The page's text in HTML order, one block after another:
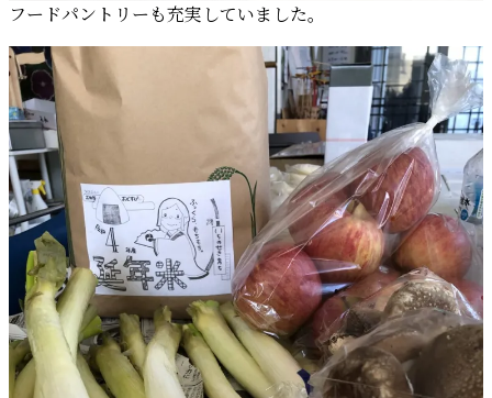
フードパントリーも充実していました。